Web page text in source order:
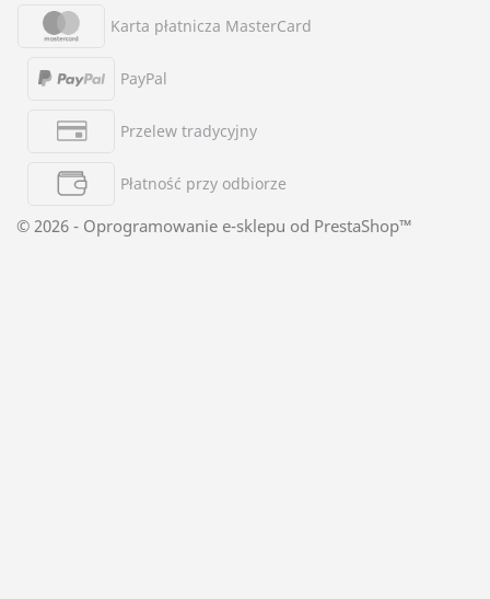
Karta płatnicza MasterCard
PayPal
Przelew tradycyjny
Płatność przy odbiorze
© 2026 - Oprogramowanie e-sklepu od PrestaShop™